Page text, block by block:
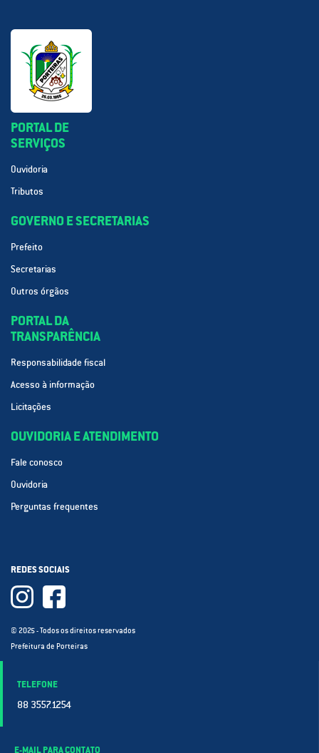
PORTAL DE
SERVIÇOS
Ouvidoria
Tributos
GOVERNO E SECRETARIAS
Prefeito
Secretarias
Outros órgãos
PORTAL DA
TRANSPARÊNCIA
Responsabilidade fiscal
Acesso à informação
Licitações
OUVIDORIA E ATENDIMENTO
Fale conosco
Ouvidoria
Perguntas frequentes
REDES SOCIAIS
© 2025 - Todos os direitos reservados
Prefeitura de Porteiras
TELEFONE
88 3557.1254
E-MAIL PARA CONTATO